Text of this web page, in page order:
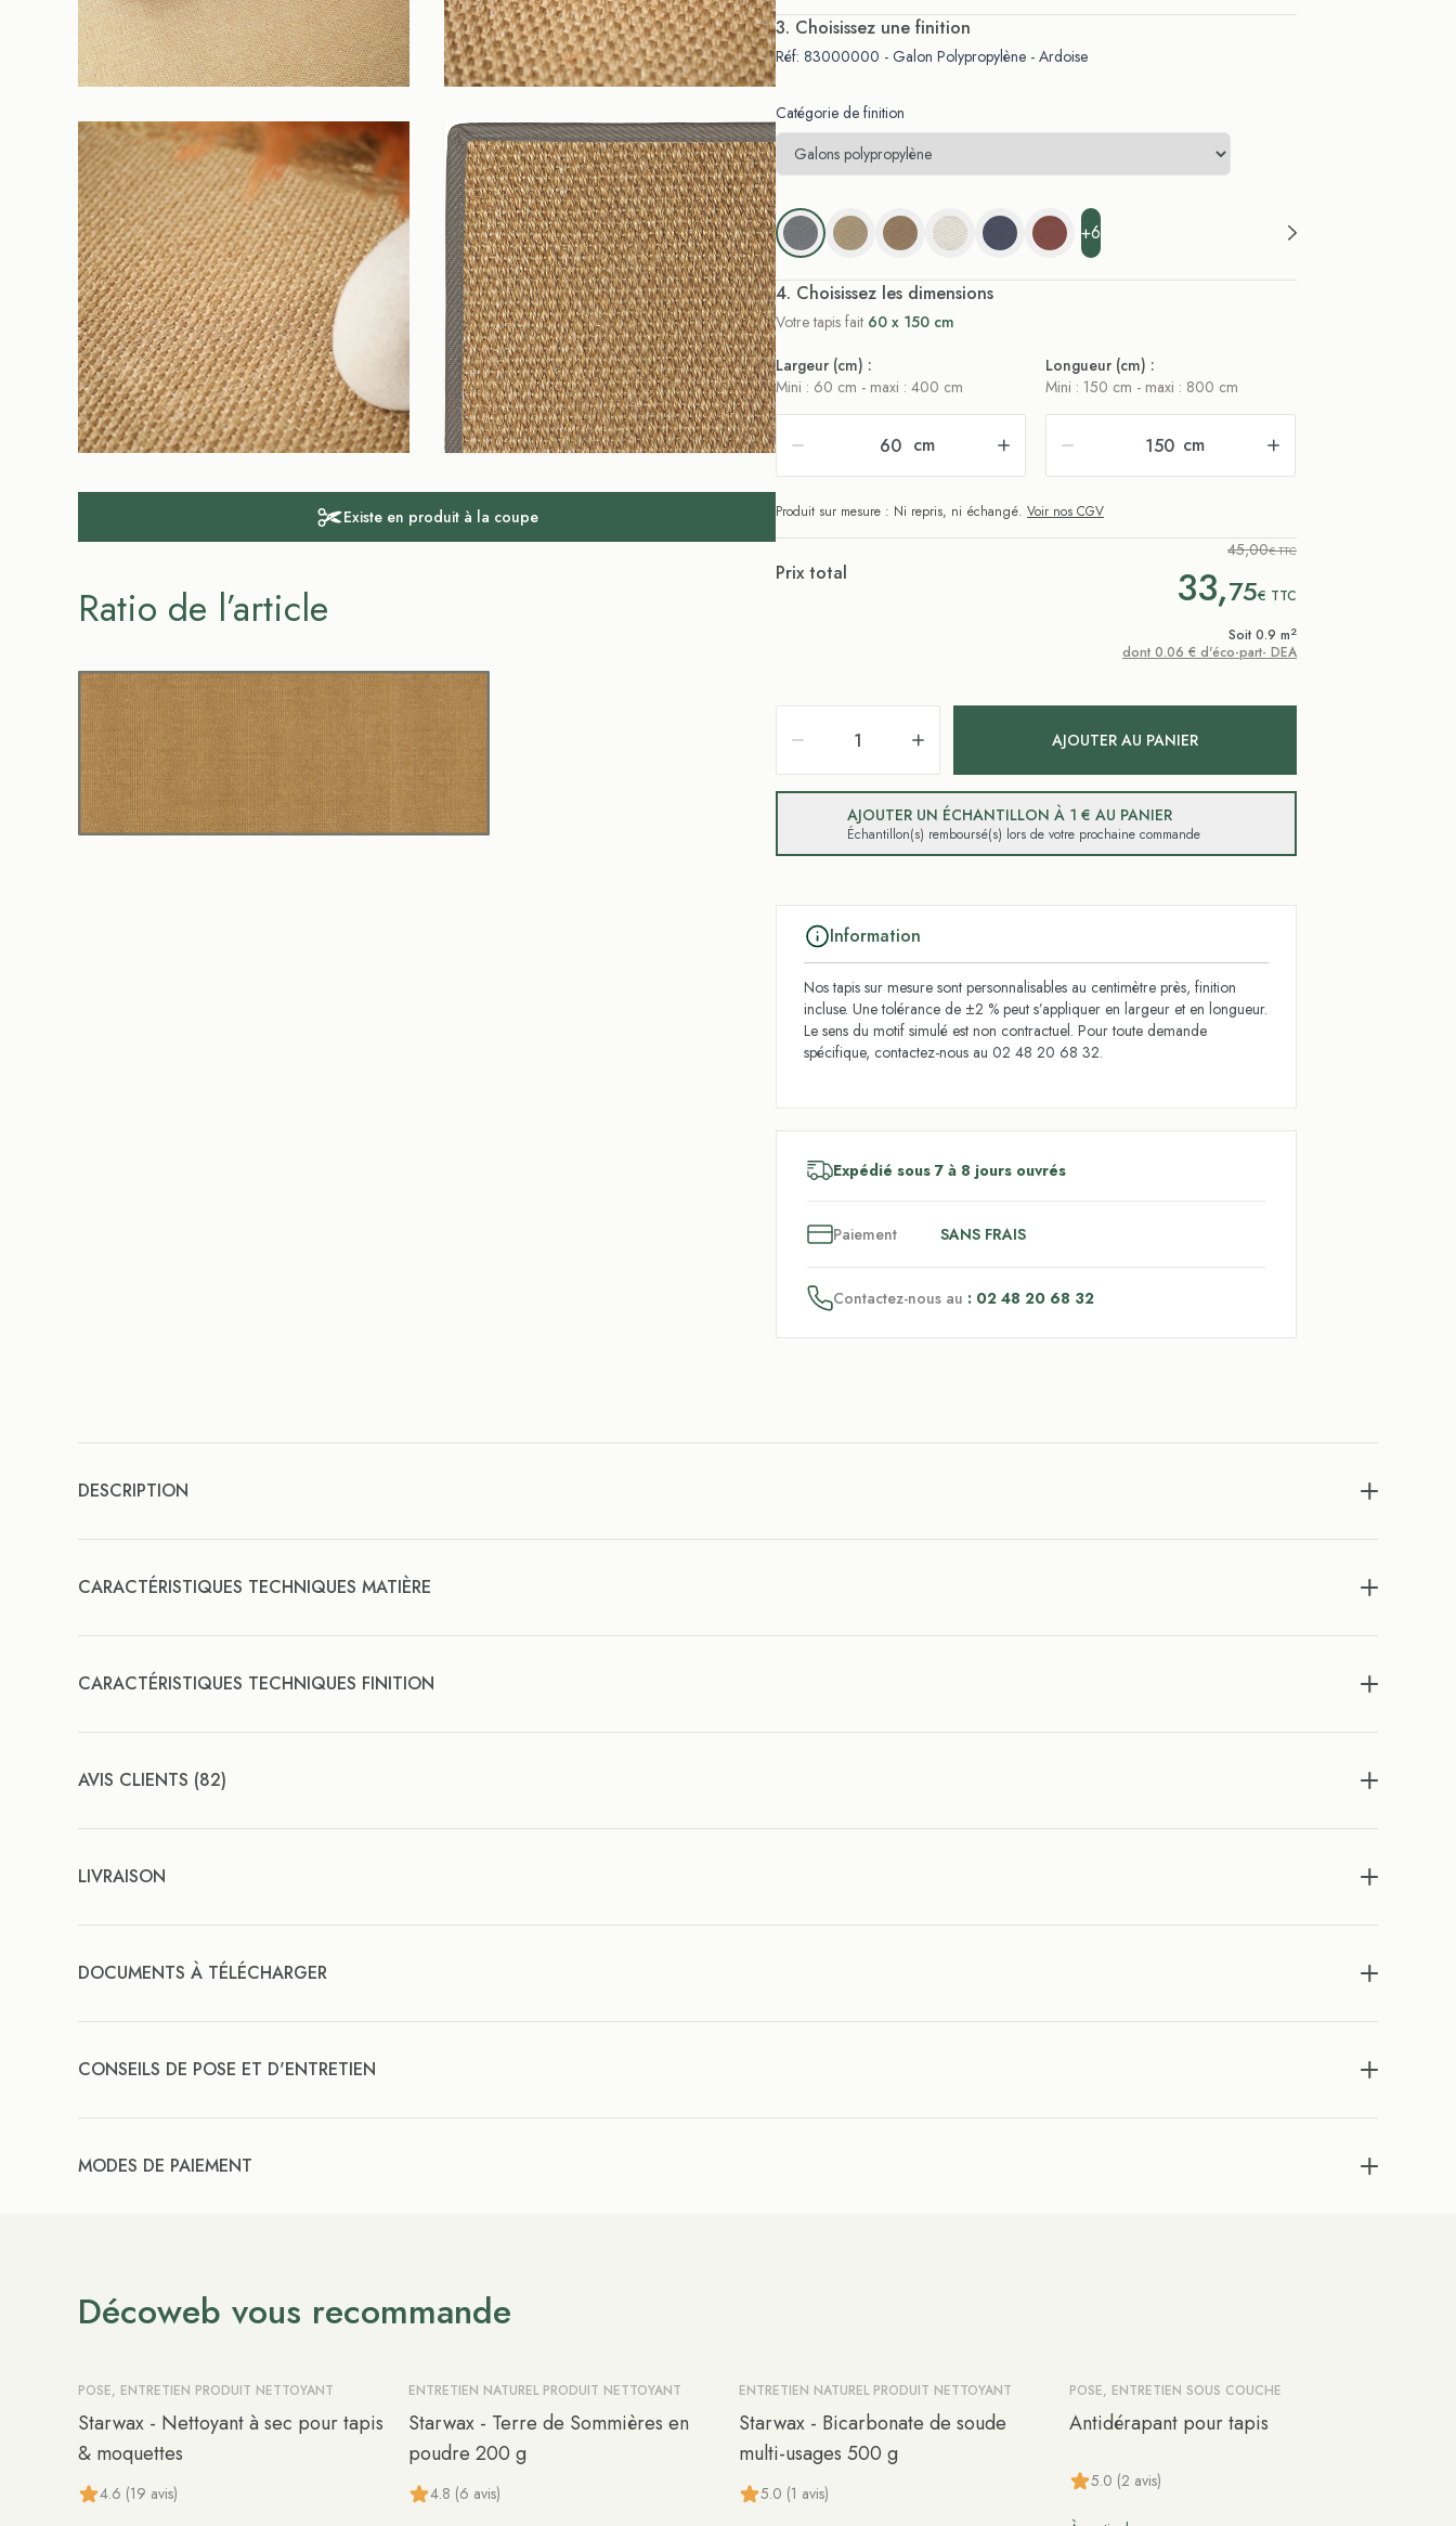
Existe en produit à la coupe
Ratio de l’article
. Choisissez une finition
Réf: 83000000 - Galon Polypropylène - Ardoise
Catégorie de finition
+6
. Choisissez les dimensions
Votre tapis fait 60 x 150 cm
Largeur (cm) :
Mini : 60 cm - maxi : 400 cm
cm
Longueur (cm) :
Mini : 150 cm - maxi : 800 cm
cm
Produit sur mesure : Ni repris, ni échangé. Voir nos CGV
Prix total
45,00€ TTC
33,75€ TTC
Soit 0.9 m2
dont 0.06 € d'éco-part- DEA
AJOUTER AU PANIER
AJOUTER UN ÉCHANTILLON À 1 € AU PANIER
Échantillon(s) remboursé(s) lors de votre prochaine commande
Information
Nos tapis sur mesure sont personnalisables au centimètre près, finition
incluse. Une tolérance de ±2 % peut s’appliquer en largeur et en longueur.
Le sens du motif simulé est non contractuel. Pour toute demande
spécifique, contactez-nous au 02 48 20 68 32.
Expédié sous 7 à 8 jours ouvrés
Paiement SANS FRAIS
Contactez-nous au : 02 48 20 68 32
DESCRIPTION
CARACTÉRISTIQUES TECHNIQUES MATIÈRE
CARACTÉRISTIQUES TECHNIQUES FINITION
AVIS CLIENTS (82)
LIVRAISON
DOCUMENTS À TÉLÉCHARGER
CONSEILS DE POSE ET D'ENTRETIEN
MODES DE PAIEMENT
Décoweb vous recommande
POSE, ENTRETIEN PRODUIT NETTOYANT
Starwax - Nettoyant à sec pour tapis
& moquettes
4.6 (19 avis)
ENTRETIEN NATUREL PRODUIT NETTOYANT
Starwax - Terre de Sommières en
poudre 200 g
4.8 (6 avis)
ENTRETIEN NATUREL PRODUIT NETTOYANT
Starwax - Bicarbonate de soude
multi-usages 500 g
5.0 (1 avis)
POSE, ENTRETIEN SOUS COUCHE
Antidérapant pour tapis
5.0 (2 avis)